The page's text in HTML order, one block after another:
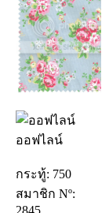
ออฟไลน์
กระทู้: 750
สมาชิก Nº:
2845